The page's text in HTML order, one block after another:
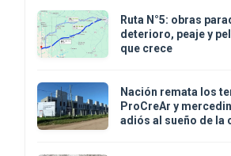
Ruta N°5: obras
deterioro, peaje y
que crece
Nación remata los
ProCreAr y
adiós al sueño de la